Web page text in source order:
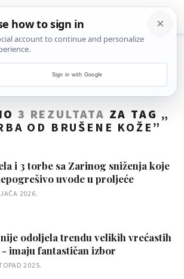
3 REZULTATA ZA TAG „
OD BRUŠENE KOŽE ”
i 3 torbe sa Zarinog sniženja koje
uvode u proljeće
2026.
odoljela trendu velikih vrećastih
imaju fantastičan izbor
2025.
Sign in with Google